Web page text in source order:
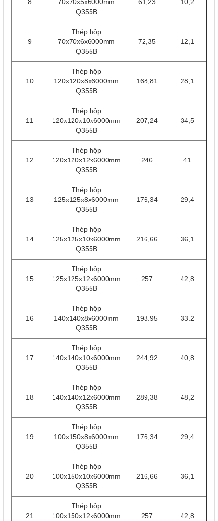
8
70x70x5x6000mm
Q355B
61,23 10,2
9
Thép hộp
70x70x6x6000mm
Q355B
72,35 12,1
10
Thép hộp
120x120x8x6000mm
Q355B
168,81 28,1
11
Thép hộp
120x120x10x6000mm
Q355B
207,24 34,5
12
Thép hộp
120x120x12x6000mm
Q355B
246 41
13
Thép hộp
125x125x8x6000mm
Q355B
176,34 29,4
14
Thép hộp
125x125x10x6000mm
Q355B
216,66 36,1
15
Thép hộp
125x125x12x6000mm
Q355B
257 42,8
16
Thép hộp
140x140x8x6000mm
Q355B
198,95 33,2
17
Thép hộp
140x140x10x6000mm
Q355B
244,92 40,8
18
Thép hộp
140x140x12x6000mm
Q355B
289,38 48,2
19
Thép hộp
100x150x8x6000mm
Q355B
176,34 29,4
20
Thép hộp
100x150x10x6000mm
Q355B
216,66 36,1
21
Thép hộp
100x150x12x6000mm
257 42,8